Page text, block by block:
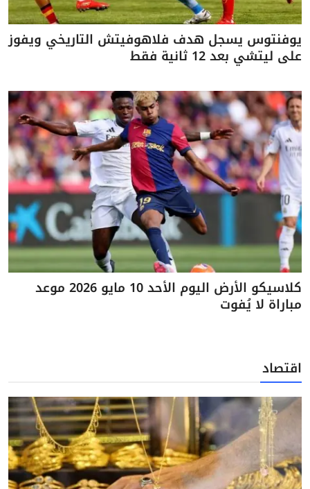
يوفنتوس يسجل هدف فلاهوفيتش التاريخي ويفوز
على ليتشي بعد 12 ثانية فقط
كلاسيكو الأرض اليوم الأحد 10 مايو 2026 موعد
مباراة لا يُفوت
اقتصاد